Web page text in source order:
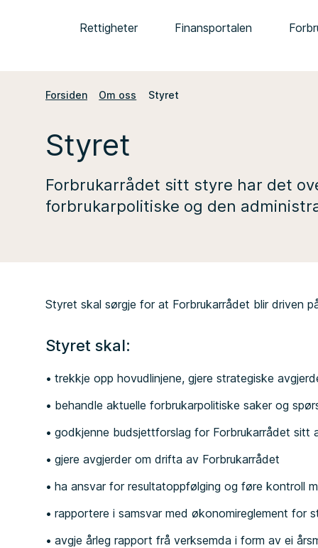
Rettigheter Finansportalen
Forsiden Om oss Styret
Styret
Forbrukarrådet sitt styre har det
forbrukarpolitiske og den
Styret skal sørgje for at Forbrukarrådet blir driven
Styret skal:
trekkje opp hovudlinjene, gjere strategiske
behandle aktuelle forbrukarpolitiske saker og
godkjenne budsjettforslag for Forbrukarrådet
gjere avgjerder om drifta av Forbrukarrådet
ha ansvar for resultatoppfølging og føre kontroll
rapportere i samsvar med økonomireglement
avgje årleg rapport frå verksemda i form av ei